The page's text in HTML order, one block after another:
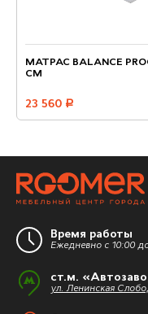
МАТРАС BALANCE
СМ
23 560 руб.
Время работы
Ежедневно с 10:00
ст.м.
ул. Ленинская